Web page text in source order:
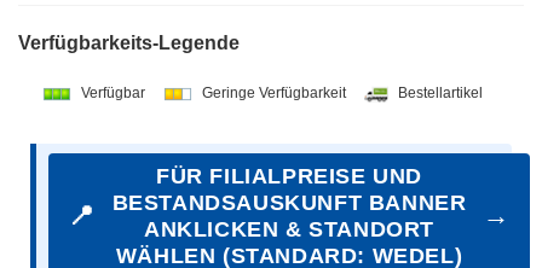
Verfügbarkeits-Legende
Verfügbar Geringe Verfügbarkeit Bestellartikel
📍
FÜR FILIALPREISE UND
BESTANDSAUSKUNFT BANNER
ANKLICKEN & STANDORT
WÄHLEN (STANDARD: WEDEL)
→